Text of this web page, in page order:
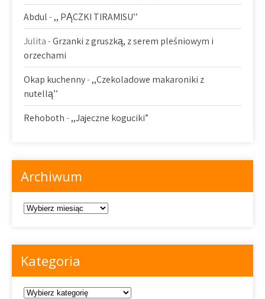
Abdul-,, PĄCZKI TIRAMISU’’
Julita-Grzanki z gruszką, z serem pleśniowym i
orzechami
Okap kuchenny-,,Czekoladowe makaroniki z
nutellą’’
Rehoboth-,,Jajeczne koguciki”
Archiwum
Archiwum
Kategoria
Kategoria